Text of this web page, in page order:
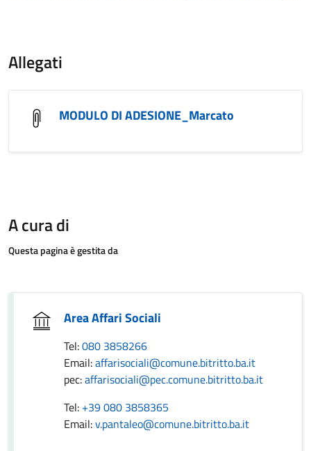
Allegati
MODULO DI ADESIONE_Marcato
A cura di
Questa pagina è gestita da
Area Affari Sociali
Tel:080 3858266
Email:affarisociali@comune.bitritto.ba.it
pec:affarisociali@pec.comune.bitritto.ba.it
Tel: +39 080 3858365
Email:v.pantaleo@comune.bitritto.ba.it